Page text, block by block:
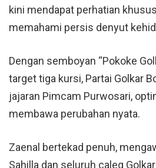
kini mendapat perhatian
memahami persis denyut
Dengan semboyan “Pokoke
target tiga kursi, Partai Golkar
jajaran Pimcam Purwosari,
membawa perubahan nyata.
Zaenal bertekad penuh,
Sahilla dan seluruh caleg